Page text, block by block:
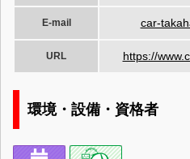
E-mail car-
URL https://
環境・設備・資格者